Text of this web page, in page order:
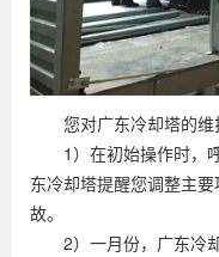
您对广东冷却塔的维
1）在初始操作时，呼
东冷却塔提醒您调整主
故。
2）一月份，广东冷却